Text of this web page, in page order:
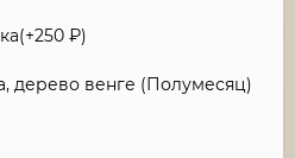
250 ₽)
дерево венге (Полумесяц)